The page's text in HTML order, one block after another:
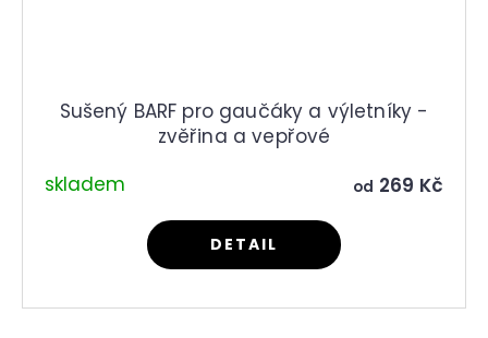
Sušený BARF pro gaučáky a výletníky -
zvěřina a vepřové
skladem
od 269 Kč
DETAIL